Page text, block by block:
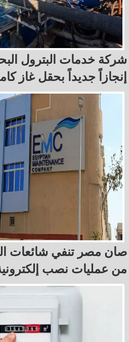
شركة خدمات البترول
إنجازاً جديداً بحقل غاز
صان مصر تنفي شائعات
من عمليات نصب